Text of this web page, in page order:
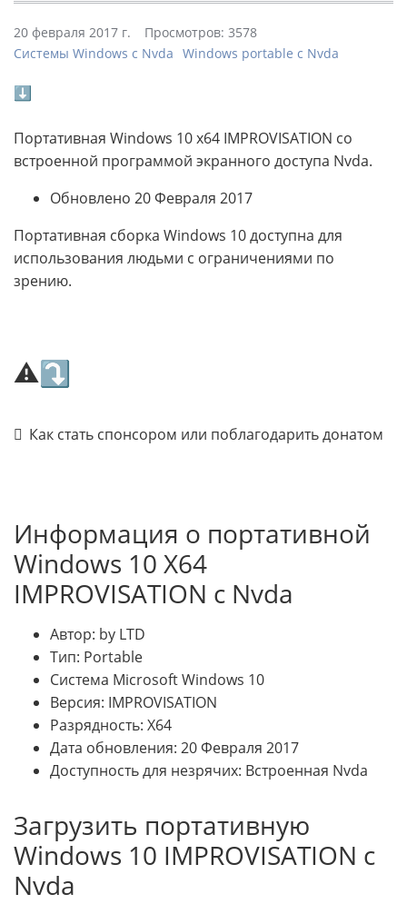
20 февраля 2017 г.
Просмотров: 3578
Системы Windows с Nvda Windows portable с Nvda
⬇
Портативная Windows 10 x64 IMPROVISATION со
встроенной программой экранного доступа Nvda.
Обновлено 20 Февраля 2017
Портативная сборка Windows 10 доступна для
использования людьми с ограничениями по
зрению.
⚠⤵
Как стать спонсором или поблагодарить донатом
Информация о портативной
Windows 10 X64
IMPROVISATION с Nvda
Автор: by LTD
Тип: Portable
Система Microsoft Windows 10
Версия: IMPROVISATION
Разрядность: X64
Дата обновления: 20 Февраля 2017
Доступность для незрячих: Встроенная Nvda
Загрузить портативную
Windows 10 IMPROVISATION с
Nvda